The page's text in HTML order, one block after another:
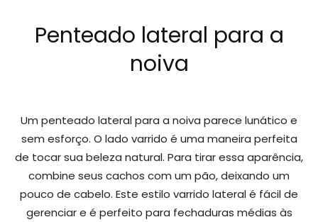
Penteado lateral para a
noiva
Um penteado lateral para a noiva parece lunático e
sem esforço. O lado varrido é uma maneira perfeita
de tocar sua beleza natural. Para tirar essa aparência,
combine seus cachos com um pão, deixando um
pouco de cabelo. Este estilo varrido lateral é fácil de
gerenciar e é perfeito para fechaduras médias às